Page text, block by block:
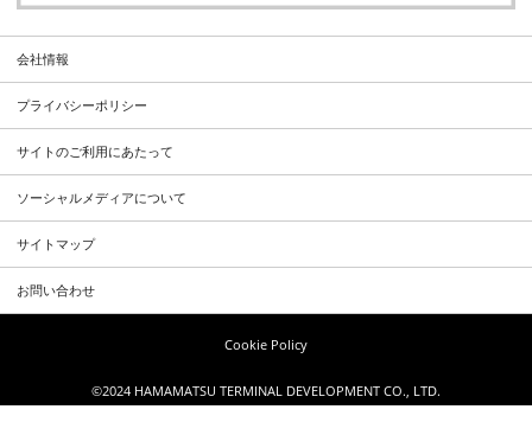
会社情報
プライバシーポリシー
サイトのご利用にあたって
ソーシャルメディアについて
サイトマップ
お問い合わせ
Cookie Policy
©2024 HAMAMATSU TERMINAL DEVELOPMENT CO., LTD.